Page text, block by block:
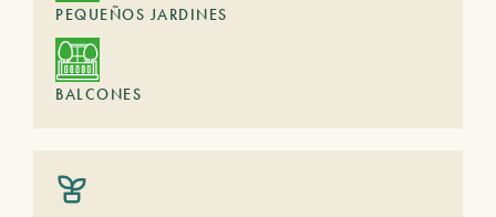
PEQUEÑOS JARDINES
BALCONES